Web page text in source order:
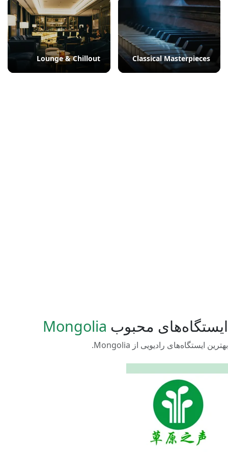
Classical Masterpieces
Lounge & Chillout
ایستگاه‌های محبوب Mongolia
بهترین ایستگاه‌های رادیویی از Mongolia.